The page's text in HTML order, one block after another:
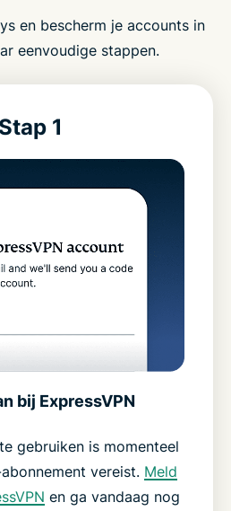
en bescherm je accounts in
eenvoudige stappen.
Stap 1
bij ExpressVPN
gebruiken is momenteel
vereist. Meld
en ga vandaag nog